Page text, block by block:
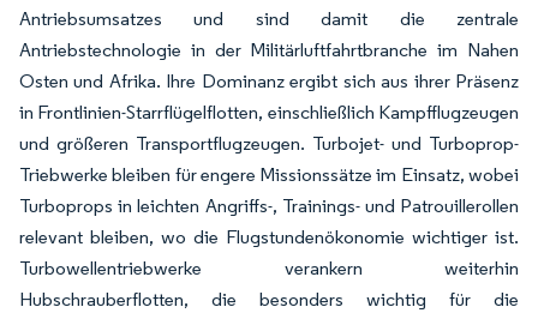
Antriebsumsatzes und sind damit die zentrale
Antriebstechnologie in der Militärluftfahrtbranche im Nahen
Osten und Afrika. Ihre Dominanz ergibt sich aus ihrer Präsenz
in Frontlinien-Starrflügelflotten, einschließlich Kampfflugzeugen
und größeren Transportflugzeugen. Turbojet- und Turboprop-
Triebwerke bleiben für engere Missionssätze im Einsatz, wobei
Turboprops in leichten Angriffs-, Trainings- und Patrouillerollen
relevant bleiben, wo die Flugstundenökonomie wichtiger ist.
Turbowellentriebwerke verankern weiterhin
Hubschrauberflotten, die besonders wichtig für die